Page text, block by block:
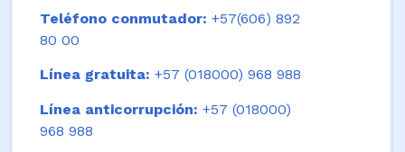
Teléfono conmutador: +57(606) 892
80 00
Línea gratuita: +57 (018000) 968 988
Línea anticorrupción: +57 (018000)
968 988